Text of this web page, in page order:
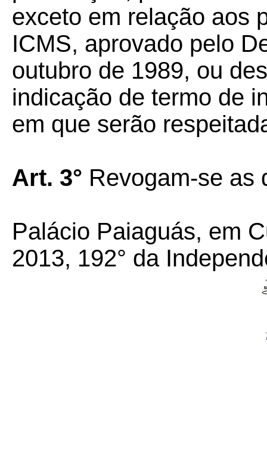
exceto em relação aos
ICMS, aprovado pelo
outubro de 1989, ou
indicação de termo de
em que serão
Art. 3° Revogam-se as
Palácio Paiaguás, em
2013, 192° da